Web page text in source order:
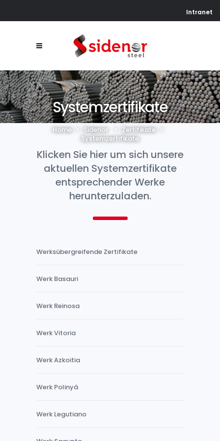
Intranet
Systemzertifikate
Home Sidenor Zertifikate
Systemzertifikate
Klicken Sie hier um sich unsere
aktuellen Systemzertifikate
entsprechender Werke
herunterzuladen.
Werksübergreifende Zertifikate
Werk Basauri
Werk Reinosa
Werk Vitoria
Werk Azkoitia
Werk Polinyá
Werk Legutiano